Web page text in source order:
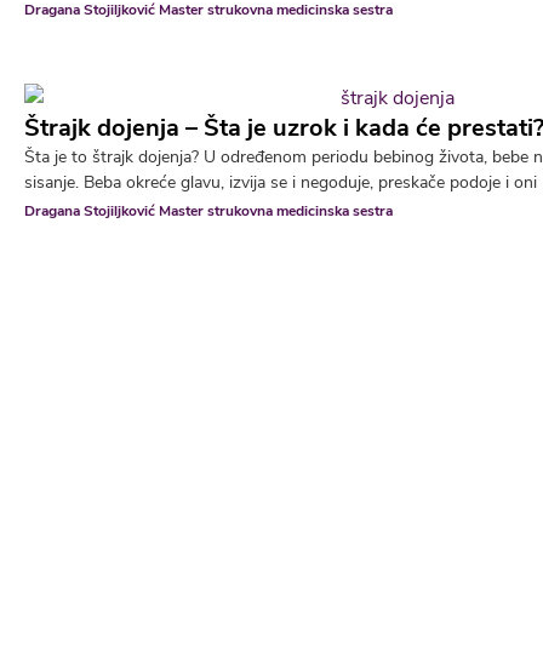
Dragana Stojiljković Master strukovna medicinska sestra
Štrajk dojenja – Šta je uzrok i kada će prestati?
Šta je to štrajk dojenja? U određenom periodu bebinog života, bebe
sisanje. Beba okreće glavu, izvija se i negoduje, preskače podoje i
Dragana Stojiljković Master strukovna medicinska sestra